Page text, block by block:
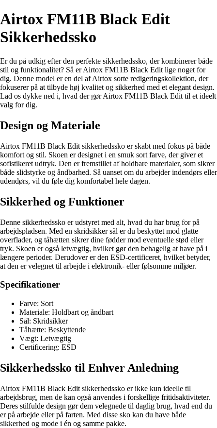
Airtox FM11B Black Edit
Sikkerhedssko
Er du på udkig efter den perfekte sikkerhedssko, der kombinerer både
stil og funktionalitet? Så er Airtox FM11B Black Edit lige noget for
dig. Denne model er en del af Airtox sorte redigeringskollektion, der
fokuserer på at tilbyde høj kvalitet og sikkerhed med et elegant design.
Lad os dykke ned i, hvad der gør Airtox FM11B Black Edit til et ideelt
valg for dig.
Design og Materiale
Airtox FM11B Black Edit sikkerhedssko er skabt med fokus på både
komfort og stil. Skoen er designet i en smuk sort farve, der giver et
sofistikeret udtryk. Den er fremstillet af holdbare materialer, som sikrer
både slidstyrke og åndbarhed. Så uanset om du arbejder indendørs eller
udendørs, vil du føle dig komfortabel hele dagen.
Sikkerhed og Funktioner
Denne sikkerhedssko er udstyret med alt, hvad du har brug for på
arbejdspladsen. Med en skridsikker sål er du beskyttet mod glatte
overflader, og tåhætten sikrer dine fødder mod eventuelle stød eller
tryk. Skoen er også letvægtig, hvilket gør den behagelig at have på i
længere perioder. Derudover er den ESD-certificeret, hvilket betyder,
at den er velegnet til arbejde i elektronik- eller følsomme miljøer.
Specifikationer
Farve: Sort
Materiale: Holdbart og åndbart
Sål: Skridsikker
Tåhætte: Beskyttende
Vægt: Letvægtig
Certificering: ESD
Sikkerhedssko til Enhver Anledning
Airtox FM11B Black Edit sikkerhedssko er ikke kun ideelle til
arbejdsbrug, men de kan også anvendes i forskellige fritidsaktiviteter.
Deres stilfulde design gør dem velegnede til daglig brug, hvad end du
er på arbejde eller på farten. Med disse sko kan du have både
sikkerhed og mode i én og samme pakke.